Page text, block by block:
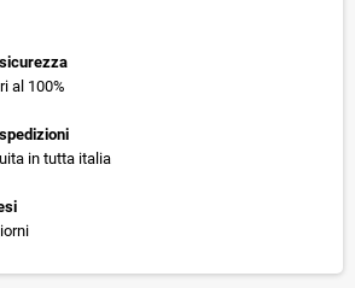
al 100%
in tutta italia